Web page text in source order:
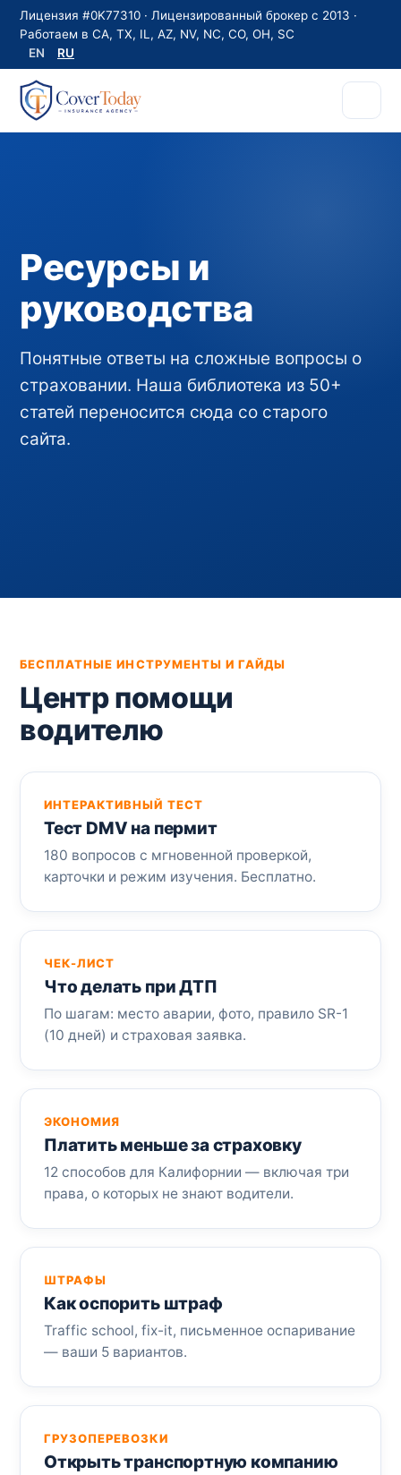
Лицензия #0K77310 · Лицензированный брокер с 2013 ·
Работаем в CA, TX, IL, AZ, NV, NC, CO, OH, SC
EN
RU
Ресурсы и
руководства
Понятные ответы на сложные вопросы о
страховании. Наша библиотека из 50+
статей переносится сюда со старого
сайта.
БЕСПЛАТНЫЕ ИНСТРУМЕНТЫ И ГАЙДЫ
Центр помощи
водителю
ИНТЕРАКТИВНЫЙ ТЕСТ
Тест DMV на пермит
180 вопросов с мгновенной проверкой,
карточки и режим изучения. Бесплатно.
ЧЕК-ЛИСТ
Что делать при ДТП
По шагам: место аварии, фото, правило SR-1
(10 дней) и страховая заявка.
ЭКОНОМИЯ
Платить меньше за страховку
12 способов для Калифорнии — включая три
права, о которых не знают водители.
ШТРАФЫ
Как оспорить штраф
Traffic school, fix-it, письменное оспаривание
— ваши 5 вариантов.
ГРУЗОПЕРЕВОЗКИ
Открыть транспортную компанию